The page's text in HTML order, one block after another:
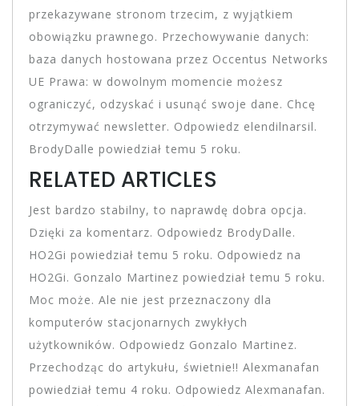
przekazywane stronom trzecim, z wyjątkiem
obowiązku prawnego. Przechowywanie danych:
baza danych hostowana przez Occentus Networks
UE Prawa: w dowolnym momencie możesz
ograniczyć, odzyskać i usunąć swoje dane. Chcę
otrzymywać newsletter. Odpowiedz elendilnarsil.
BrodyDalle powiedział temu 5 roku.
RELATED ARTICLES
Jest bardzo stabilny, to naprawdę dobra opcja.
Dzięki za komentarz. Odpowiedz BrodyDalle.
HO2Gi powiedział temu 5 roku. Odpowiedz na
HO2Gi. Gonzalo Martinez powiedział temu 5 roku.
Moc może. Ale nie jest przeznaczony dla
komputerów stacjonarnych zwykłych
użytkowników. Odpowiedz Gonzalo Martinez.
Przechodząc do artykułu, świetnie!! Alexmanafan
powiedział temu 4 roku. Odpowiedz Alexmanafan.